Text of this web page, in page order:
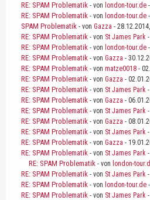
RE: SPAM Problematik - von london-tour.de
RE: SPAM Problematik - von london-tour.de
SPAM Problematik - von Gazza -
RE: SPAM Problematik - von St James Park
RE: SPAM Problematik - von london-tour.de
RE: SPAM Problematik - von Gazza -
RE: SPAM Problematik - von matze0018 -
RE: SPAM Problematik - von Gazza -
RE: SPAM Problematik - von St James Park
RE: SPAM Problematik - von Gazza -
RE: SPAM Problematik - von St James Park
RE: SPAM Problematik - von Gazza -
RE: SPAM Problematik - von St James Park
RE: SPAM Problematik - von Gazza -
RE: SPAM Problematik - von St James Park
RE: SPAM Problematik - von london-
RE: SPAM Problematik - von St James Park
RE: SPAM Problematik - von london-tour.de
RE: SPAM Problematik - von St James Park